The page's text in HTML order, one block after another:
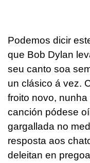
Podemos dicir
que Bob Dylan
seu canto soa
un clásico á vez.
froito novo,
canción pódese
gargallada no
resposta aos
deleitan en